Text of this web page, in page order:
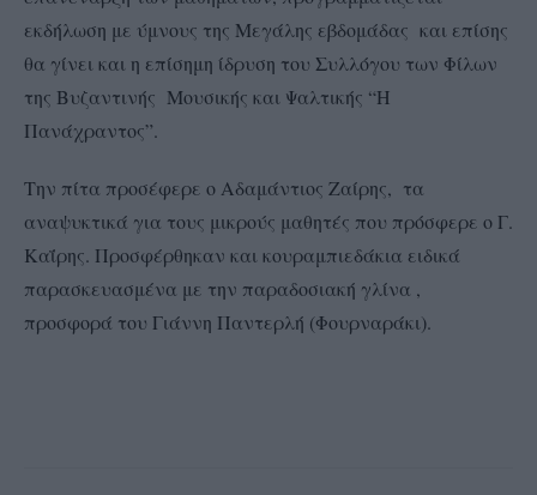
εκδήλωση με ύμνους της Μεγάλης εβδομάδας και επίσης
θα γίνει και η επίσημη ίδρυση του Συλλόγου των Φίλων
της Βυζαντινής Μουσικής και Ψαλτικής “Η
Πανάχραντος”.
Την πίτα προσέφερε ο Αδαμάντιος Ζαίρης, τα
αναψυκτικά για τους μικρούς μαθητές που πρόσφερε ο Γ.
Καΐρης. Προσφέρθηκαν και κουραμπιεδάκια ειδικά
παρασκευασμένα με την παραδοσιακή γλίνα ,
προσφορά του Γιάννη Παντερλή (Φουρναράκι).